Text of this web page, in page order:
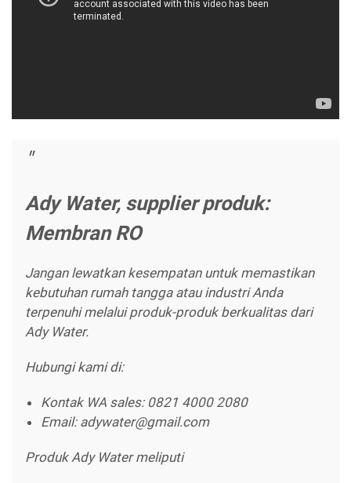
Ady Water, supplier produk:
Membran RO
Jangan lewatkan kesempatan untuk memastikan
kebutuhan rumah tangga atau industri Anda
terpenuhi melalui produk-produk berkualitas dari
Ady Water.
Hubungi kami di:
Kontak WA sales: 0821 4000 2080
Email: adywater@gmail.com
Produk Ady Water meliputi